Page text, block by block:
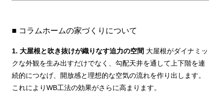
■ コラムホームの家づくりについて
1. 大屋根と吹き抜けが織りなす迫力の空間 大屋根がダイナミッ
クな外観を生み出すだけでなく、勾配天井を通して上下階を連
続的につなげ、開放感と理想的な空気の流れを作り出します。
これによりWB工法の効果がさらに高まります。